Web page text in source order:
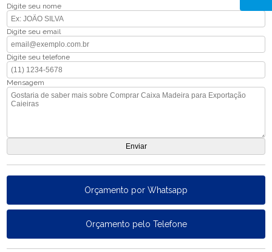
Digite seu nome
Digite seu email
Digite seu telefone
Mensagem
Orçamento por Whatsapp
Orçamento pelo Telefone